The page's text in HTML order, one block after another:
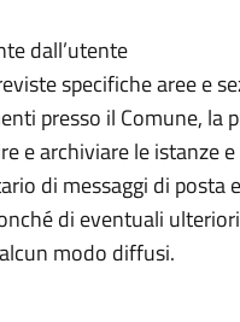
dall’utente
specifiche aree e
presso il Comune, la
e archiviare le
di messaggi di
di eventuali
modo diffusi.